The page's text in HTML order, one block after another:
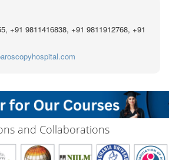
+91 9811416838, +91 9811912768, +91
and Collaborations